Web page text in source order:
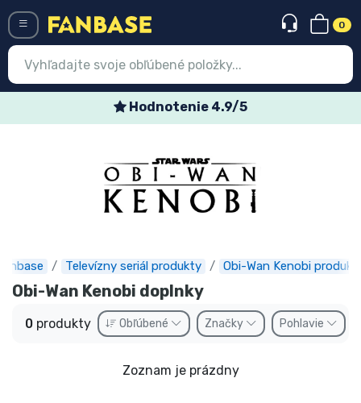
0
Hodnotenie 4.9/5
Televízny seriál produkty Obi-Wan Kenobi
Obi-Wan Kenobi doplnky
0 produkty Obľúbené Značky Pohlavie
Zoznam je prázdny
Najnovšie
Expresná preprava
Predobjednávky
Outlet produkty
Preprava a platba